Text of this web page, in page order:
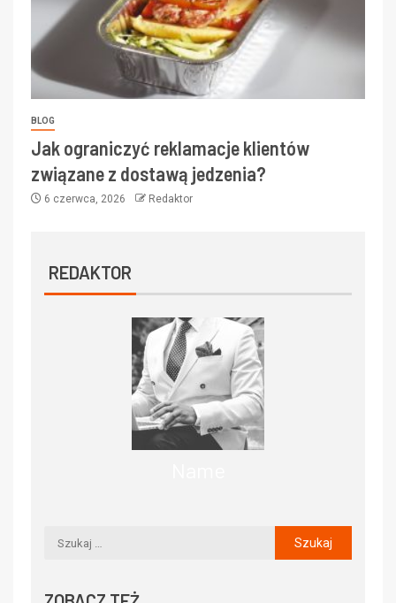
BLOG
Jak ograniczyć reklamacje klientów
związane z dostawą jedzenia?
6 czerwca, 2026 Redaktor
REDAKTOR